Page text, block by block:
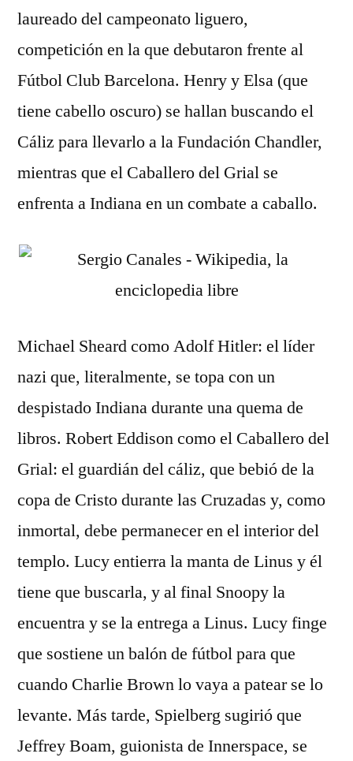
laureado del campeonato liguero,
competición en la que debutaron frente al
Fútbol Club Barcelona. Henry y Elsa (que
tiene cabello oscuro) se hallan buscando el
Cáliz para llevarlo a la Fundación Chandler,
mientras que el Caballero del Grial se
enfrenta a Indiana en un combate a caballo.
Michael Sheard como Adolf Hitler: el líder
nazi que, literalmente, se topa con un
despistado Indiana durante una quema de
libros. Robert Eddison como el Caballero del
Grial: el guardián del cáliz, que bebió de la
copa de Cristo durante las Cruzadas y, como
inmortal, debe permanecer en el interior del
templo. Lucy entierra la manta de Linus y él
tiene que buscarla, y al final Snoopy la
encuentra y se la entrega a Linus. Lucy finge
que sostiene un balón de fútbol para que
cuando Charlie Brown lo vaya a patear se lo
levante. Más tarde, Spielberg sugirió que
Jeffrey Boam, guionista de Innerspace, se